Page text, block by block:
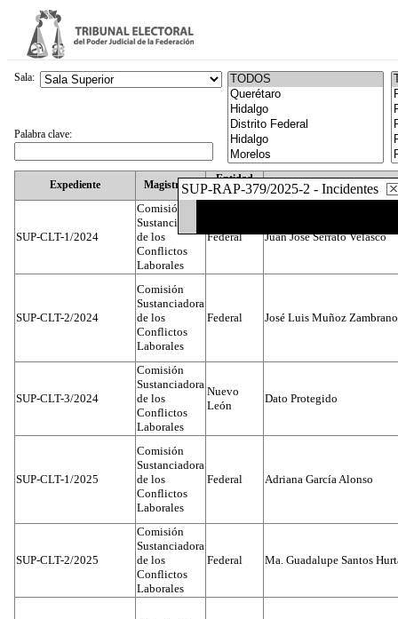
SUP-RAP-379/2025-2 - Incidentes
Expediente Magistrado
Entidad
Federativa
SUP-CLT-1/2024
Comisión
Sustanciadora
de los
Conflictos
Laborales
Federal Juan José Serrato Velasco
SUP-CLT-2/2024
Comisión
Sustanciadora
de los
Conflictos
Laborales
Federal José Luis Muñoz Zambrano
SUP-CLT-3/2024
Comisión
Sustanciadora
de los
Conflictos
Laborales
Nuevo
León
Dato Protegido
SUP-CLT-1/2025
Comisión
Sustanciadora
de los
Conflictos
Laborales
Federal Adriana García Alonso
SUP-CLT-2/2025
Comisión
Sustanciadora
de los
Conflictos
Laborales
Federal Ma. Guadalupe Santos
Sala:
Palabra clave: